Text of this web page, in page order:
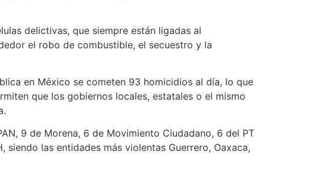
delictivas, que siempre están ligadas al
el robo de combustible, el secuestro y la
en México se cometen 93 homicidios al día, lo que
que los gobiernos locales, estatales o el mismo
9 de Morena, 6 de Movimiento Ciudadano, 6 del PT
siendo las entidades más violentas Guerrero, Oaxaca,